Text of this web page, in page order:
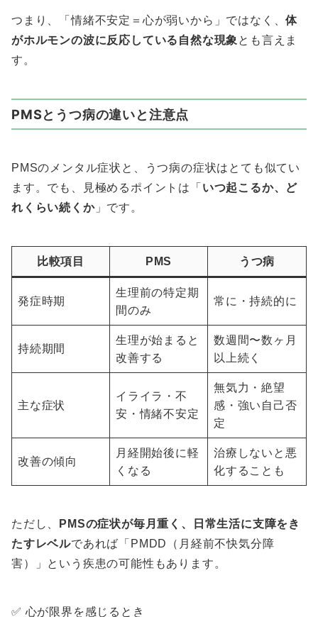
つまり、「情緒不安定＝心が弱いから」ではなく、体
がホルモンの波に反応している自然な現象 とも言えま
す。
PMSとうつ病の違いと注意点
PMSのメンタル症状と、うつ病の症状はとても似てい
ます。でも、見極めるポイントは「 いつ起こるか、ど
れくらい続くか」です。
比較項目 PMS うつ病
発症時期
生理前の特定期
間のみ
常に・持続的に
持続期間
生理が始まると
改善する
数週間〜数ヶ月
以上続く
主な症状
イライラ・不
安・情緒不安定
無気力・絶望
感・強い自己否
定
改善の傾向
月経開始後に軽
くなる
治療しないと悪
化することも
ただし、
PMSの症状が毎月重く、日常生活に支障をき
たすレベルであれば「PMDD（月経前不快気分障
害）」という疾患の可能性もあります。
✅ 心が限界を感じるとき